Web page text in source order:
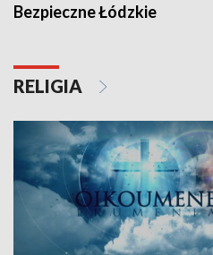
Bezpieczne Łódzkie
RELIGIA